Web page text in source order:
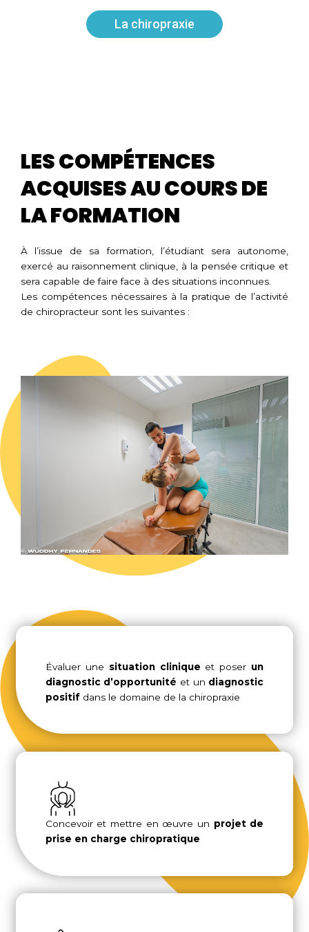
La chiropraxie
LES COMPÉTENCES
ACQUISES AU COURS DE
LA FORMATION
À l’issue de sa formation, l’étudiant sera autonome,
exercé au raisonnement clinique, à la pensée critique et
sera capable de faire face à des situations inconnues.
Les compétences nécessaires à la pratique de l’activité
de chiropracteur sont les suivantes :
Évaluer une situation clinique et poser un
diagnostic d’opportunité et un diagnostic
positif dans le domaine de la chiropraxie
Concevoir et mettre en œuvre un projet de
prise en charge chiropratique